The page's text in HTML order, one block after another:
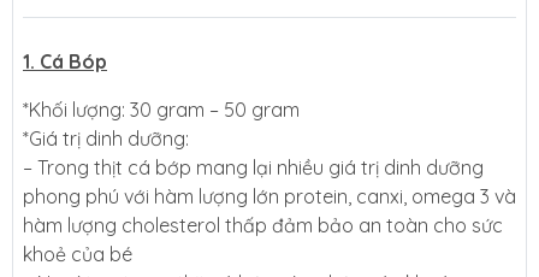
1. Cá Bóp
*Khối lượng: 30 gram – 50 gram
*Giá trị dinh dưỡng:
– Trong thịt cá bớp mang lại nhiều giá trị dinh dưỡng
phong phú với hàm lượng lớn protein, canxi, omega 3 và
hàm lượng cholesterol thấp đảm bảo an toàn cho sức
khoẻ của bé